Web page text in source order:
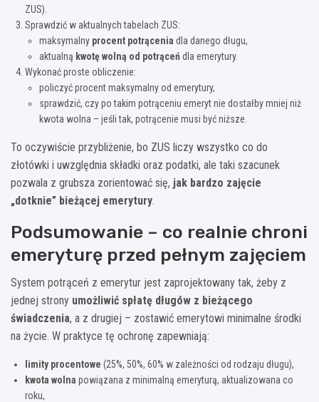
ZUS).
Sprawdzić w aktualnych tabelach ZUS:
maksymalny procent potrącenia dla danego długu,
aktualną kwotę wolną od potrąceńdla emerytury.
Wykonać proste obliczenie:
policzyć procent maksymalny od emerytury,
sprawdzić, czy po takim potrąceniu emeryt nie dostałby mniej niż
kwota wolna – jeśli tak, potrącenie musi być niższe.
To oczywiście przybliżenie, bo ZUS liczy wszystko co do
złotówki i uwzględnia składki oraz podatki, ale taki szacunek
pozwala z grubsza zorientować się, jak bardzo zajęcie
„dotknie” bieżącej emerytury.
Podsumowanie – co realnie chroni
emeryturę przed pełnym zajęciem
System potrąceń z emerytur jest zaprojektowany tak, żeby z
jednej strony umożliwić spłatę długów z bieżącego
świadczenia, a z drugiej – zostawić emerytowi minimalne środki
na życie. W praktyce tę ochronę zapewniają:
limity procentowe (25%, 50%, 60% w zależności od rodzaju długu),
kwota wolna powiązana z minimalną emeryturą, aktualizowana co
roku,